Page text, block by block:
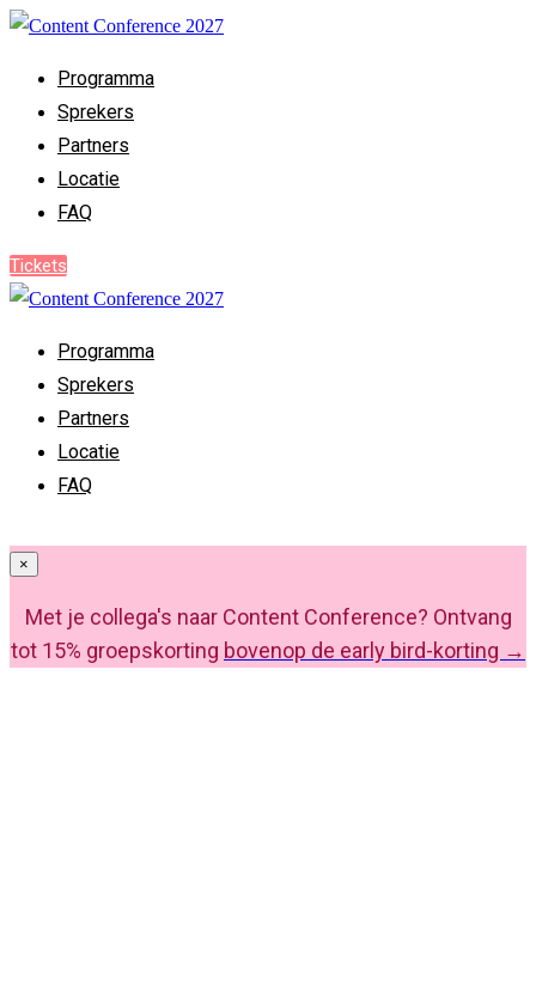
Programma
Sprekers
Partners
Locatie
FAQ
Tickets
Programma
Sprekers
Partners
Locatie
FAQ
×
Met je collega's naar Content Conference? Ontvang
tot 15% groepskorting bovenop de early bird-korting →